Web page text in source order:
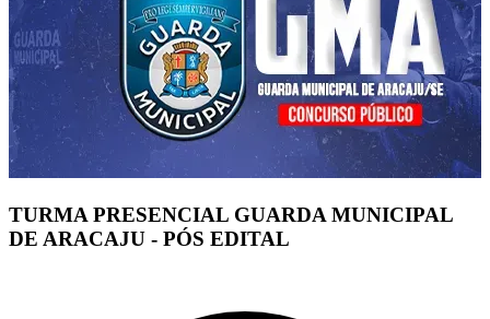
TURMA PRESENCIAL GUARDA MUNICIPAL
DE ARACAJU - PÓS EDITAL